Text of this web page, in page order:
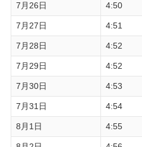
7月26日 4:50
7月27日 4:51
7月28日 4:52
7月29日 4:52
7月30日 4:53
7月31日 4:54
8月1日 4:55